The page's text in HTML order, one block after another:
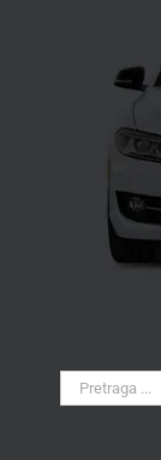
Search
for: